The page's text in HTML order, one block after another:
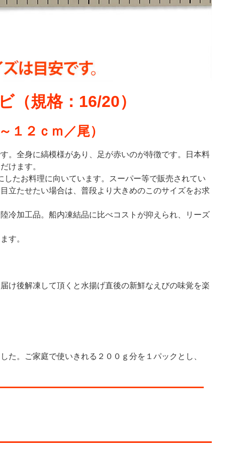
（規格：16/20）
１２ｃｍ／尾）
。全身に縞模様があり、足が赤いのが特徴です。日本料
けます。
たお料理に向いています。スーパー等で販売されてい
立たせたい場合は、普段より大きめのこのサイズをお求
冷加工品。船内凍結品に比べコストが抑えられ、リーズ
す。
け後解凍して頂くと水揚げ直後の新鮮なえびの味覚を楽
た。ご家庭で使いきれる２００ｇ分を１パックとし、